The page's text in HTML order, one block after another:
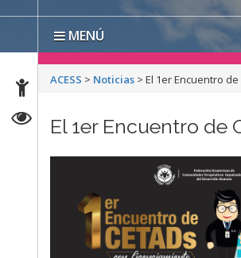
MENÚ
ACESS > Noticias >El 1er Encuentro
El 1er Encuentro